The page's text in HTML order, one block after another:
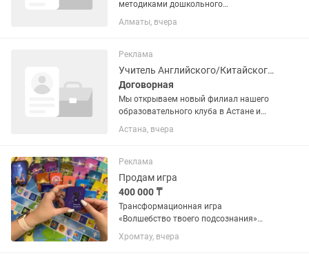
методиками дошкольного
образования, любовь к детям, знание
детской возрастной психологии
Алматы, вчера
Реклама
Учитель Английского/Китайского/Итальянского/Корейского
Договорная
Мы открываем новый филиал нашего
образовательного клуба в Астане и
приглашаем в команду преподавателя
с отличным знанием языка Важно:
формирования учебных групп,
поэтому...
Астана, вчера
Реклама
Продам игра
400 000 ₸
Трансформационная игра
«Волшебство твоего подсознания»
Цена новой игры - 560 000 тенге Моя
цена - 400 000 тенге (скидка более
Хромтау, вчера